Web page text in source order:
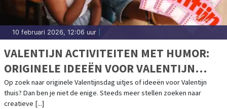
10 februari 2026, 12:06 uur
VALENTIJN ACTIVITEITEN MET HUMOR:
ORIGINELE IDEEËN VOOR VALENTIJN
THUIS
Op zoek naar originele Valentijnsdag uitjes of ideeën voor Valentijn
thuis? Dan ben je niet de enige. Steeds meer stellen zoeken naar
creatieve [...]